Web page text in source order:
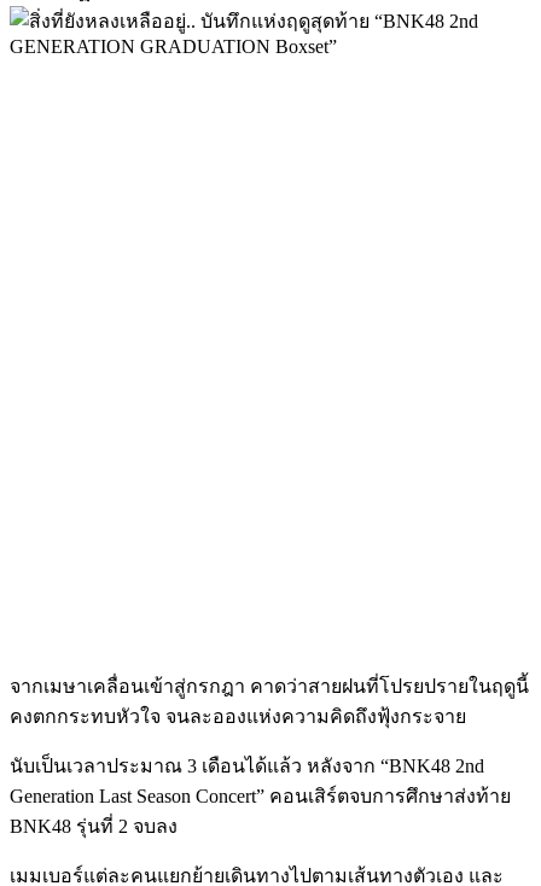
จากเมษาเคลื่อนเข้าสู่กรกฎา คาดว่าสายฝนที่โปรยปรายในฤดูนี้
คงตกกระทบหัวใจ จนละอองแห่งความคิดถึงฟุ้งกระจาย
นับเป็นเวลาประมาณ 3 เดือนได้แล้ว หลังจาก “BNK48 2nd
Generation Last Season Concert” คอนเสิร์ตจบการศึกษาส่งท้าย
BNK48 รุ่นที่ 2 จบลง
เมมเบอร์แต่ละคนแยกย้ายเดินทางไปตามเส้นทางตัวเอง และ